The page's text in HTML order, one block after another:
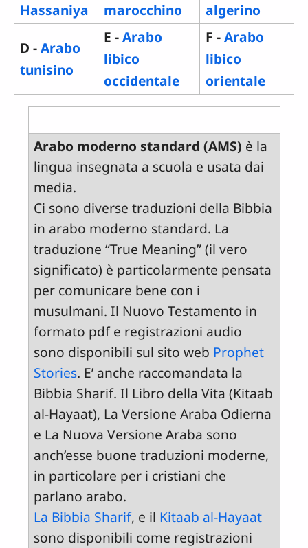
Hassaniya
marocchino
algerino
D -Arabo
tunisino
E -Arabo
libico
occidentale
F -Arabo
libico
orientale
Arabo moderno standard (AMS) è la
lingua insegnata a scuola e usata dai
media.
Ci sono diverse traduzioni della Bibbia
in arabo moderno standard. La
traduzione “True Meaning” (il vero
significato) è particolarmente pensata
per comunicare bene con i
musulmani. Il Nuovo Testamento in
formato pdf e registrazioni audio
sono disponibili sul sito web Prophet
Stories. E’ anche raccomandata la
Bibbia Sharif. Il Libro della Vita (Kitaab
al-Hayaat), La Versione Araba Odierna
e La Nuova Versione Araba sono
anch’esse buone traduzioni moderne,
in particolare per i cristiani che
parlano arabo.
La Bibbia Sharif, e il Kitaab al-Hayaat
sono disponibili come registrazioni